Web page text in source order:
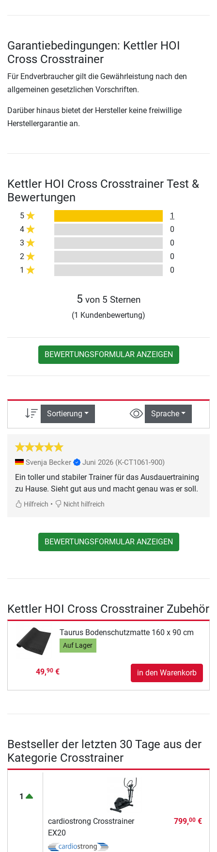
Garantiebedingungen: Kettler HOI
Cross Crosstrainer
Für Endverbraucher gilt die Gewährleistung nach den
allgemeinen gesetzlichen Vorschriften.
Darüber hinaus bietet der Hersteller keine freiwillige
Herstellergarantie an.
Kettler HOI Cross Crosstrainer Test &
Bewertungen
5
1
4
0
3
0
2
0
1
0
5 von 5 Sternen
(1 Kundenbewertung)
BEWERTUNGSFORMULAR ANZEIGEN
Sortierung Sprache
Svenja Becker Juni 2026 (K-CT1061-900)
Ein toller und stabiler Trainer für das Ausdauertraining
zu Hause. Sieht gut aus und macht genau was er soll.
Hilfreich • Nicht hilfreich
BEWERTUNGSFORMULAR ANZEIGEN
Kettler HOI Cross Crosstrainer Zubehör
Taurus Bodenschutzmatte 160 x 90 cm
Auf Lager
49,90€ in den Warenkorb
Bestseller der letzten 30 Tage aus der
Kategorie Crosstrainer
1
cardiostrong Crosstrainer
EX20
799,00€